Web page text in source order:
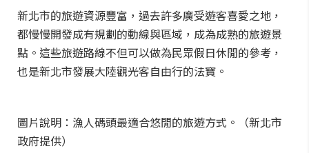
新北市的旅遊資源豐富，過去許多廣受遊客喜愛之地，
都慢慢開發成有規劃的動線與區域，成為成熟的旅遊景
點。這些旅遊路線不但可以做為民眾假日休閒的參考，
也是新北市發展大陸觀光客自由行的法寶。
圖片說明：漁人碼頭最適合悠閒的旅遊方式。（新北市
政府提供）